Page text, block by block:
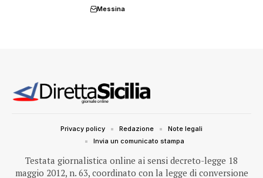
Messina
Testata giornalistica online ai sensi decreto-legge 18
maggio 2012, n. 63, coordinato con la legge di conversione
Privacy policy Redazione
Note legali
Invia un comunicato stampa